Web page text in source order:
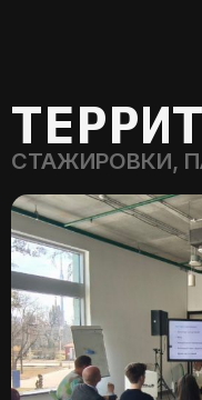
СТАЖИРОВКИ,